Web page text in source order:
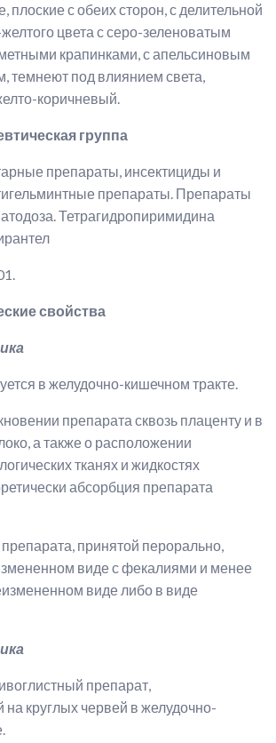
плоские с обеих сторон, с делительной
цвета с серо-зеленоватым
крапинками, с апельсиновым
темнеют под влиянием света,
коричневый.
группа
препараты, инсектициды и
препараты. Препараты
Тетрагидропиримидина
свойства
в желудочно-кишечном тракте.
препарата сквозь плаценту и в
а также о расположении
тканях и жидкостях
абсорбция препарата
принятой перорально,
виде с фекалиями и менее
виде либо в виде
препарат,
круглых червей в желудочно-